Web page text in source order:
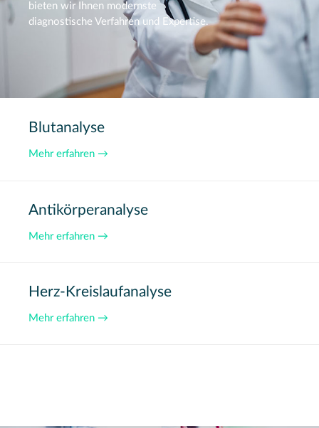
bieten wir Ihnen modernste
diagnostische Verfahren und Expertise.
Blutanalyse
Mehr erfahren →
Antikörperanalyse
Mehr erfahren →
Herz-Kreislaufanalyse
Mehr erfahren →